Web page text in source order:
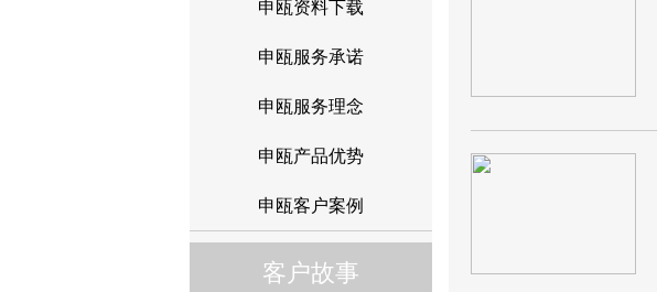
申瓯资料下载
申瓯服务承诺
申瓯服务理念
申瓯产品优势
申瓯客户案例
客户故事